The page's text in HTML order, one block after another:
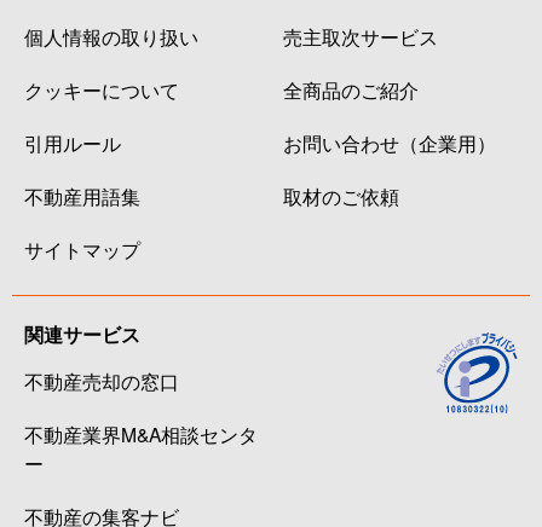
個人情報の取り扱い
クッキーについて
引用ルール
不動産用語集
サイトマップ
売主取次サービス
全商品のご紹介
お問い合わせ（企業用）
取材のご依頼
関連サービス
不動産売却の窓口
不動産業界M&A相談センタ
ー
不動産の集客ナビ